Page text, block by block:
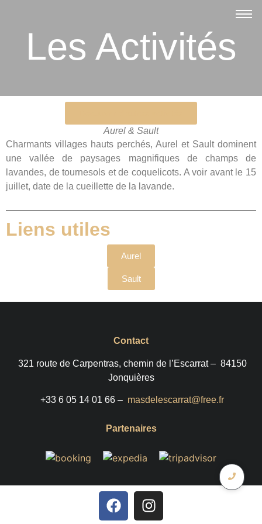
Les Activités
Aurel & Sault
Charmants villages hauts perchés, Aurel et Sault dominent
une vallée de paysages magnifiques de champs de
lavandes, de tournesols et de coquelicots. A voir avant le 15
juillet, date de la cueillette de la lavande.
Liens utiles
Aurel
Sault
Contact
321 route de Carpentras, chemin de l’Escarrat – 84150
Jonquières
+33 6 05 14 01 66 – masdelescarrat@free.fr
Partenaires